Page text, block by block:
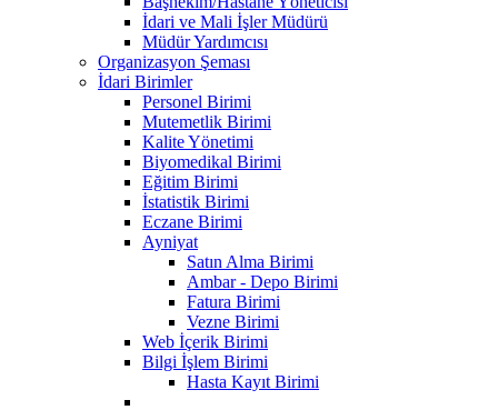
İdari ve Mali İşler Müdürü
Müdür Yardımcısı
Organizasyon Şeması
İdari Birimler
Personel Birimi
Mutemetlik Birimi
Kalite Yönetimi
Biyomedikal Birimi
Eğitim Birimi
İstatistik Birimi
Eczane Birimi
Ayniyat
Satın Alma Birimi
Ambar - Depo Birimi
Fatura Birimi
Vezne Birimi
Web İçerik Birimi
Bilgi İşlem Birimi
Hasta Kayıt Birimi